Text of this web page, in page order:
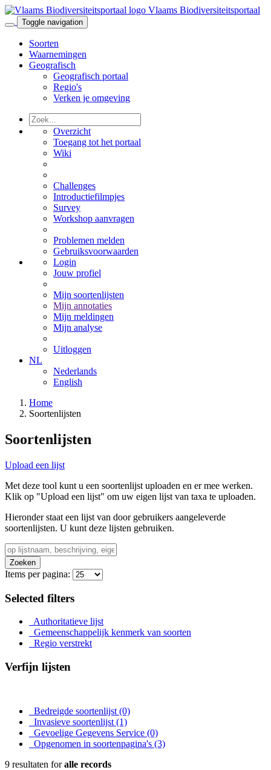
Vlaams Biodiversiteitsportaal
Toggle navigation
Soorten
Waarnemingen
Geografisch
Geografisch portaal
Regio's
Verken je omgeving
Overzicht
Toegang tot het portaal
Wiki
Challenges
Introductiefilmpjes
Survey
Workshop aanvragen
Problemen melden
Gebruiksvoorwaarden
Login
Jouw profiel
Mijn soortenlijsten
Mijn annotaties
Mijn meldingen
Mijn analyse
Uitloggen
NL
Nederlands
English
Home
Soortenlijsten
Soortenlijsten
Upload een lijst
Met deze tool kunt u een soortenlijst uploaden en er mee werken.
Klik op "Upload een lijst" om uw eigen lijst van taxa te uploaden.
Hieronder staat een lijst van door gebruikers aangeleverde
soortenlijsten. U kunt deze lijsten gebruiken.
Zoeken
Items per pagina:
Selected filters
Authoritatieve lijst
Gemeenschappelijk kenmerk van soorten
Regio verstrekt
Verfijn lijsten
Bedreigde soortenlijst (0)
Invasieve soortenlijst (1)
Gevoelige Gegevens Service (0)
Opgenomen in soortenpagina's (3)
9 resultaten foralle records